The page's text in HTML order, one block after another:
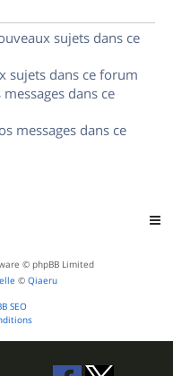
sujets dans ce
sujets dans ce forum
dans ce
messages dans ce
© phpBB Limited
© Qiaeru
SEO